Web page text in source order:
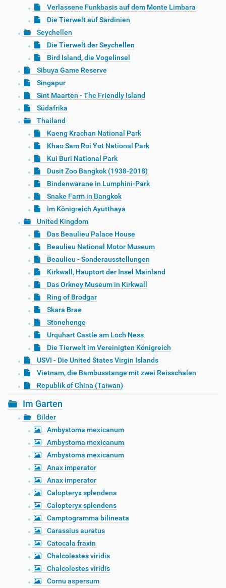
Verlassene Funkbasis auf dem Monte Limbara
Die Tierwelt auf Sardinien
Seychellen
Die Tierwelt der Seychellen
Bird Island, die Vogelinsel
Sibuya Game Reserve
Singapur
Sint Maarten - The Friendly Island
Südafrika
Thailand
Kaeng Krachan National Park
Khao Sam Roi Yot National Park
Kui Buri National Park
Dusit Zoo Bangkok (1938-2018)
Bindenwarane in Lumphini-Park
Snake Farm in Bangkok
Im Königreich Ayutthaya
United Kingdom
Das Beaulieu Palace House
Beaulieu National Motor Museum
Beaulieu - Sonderausstellungen
Kirkwall, Hauptort der Insel Mainland
Das Orkney Museum in Kirkwall
Ring of Brodgar
Skara Brae
Stonehenge
Urquhart Castle am Loch Ness
Die Tierwelt im Vereinigten Königreich
USVI - Die United States Virgin Islands
Vietnam, die Bambusstange mit zwei Reisschalen
Republik of China (Taiwan)
Im Garten
Bilder
Ambystoma mexicanum
Ambystoma mexicanum
Ambystoma mexicanum
Anax imperator
Anax imperator
Calopteryx splendens
Calopteryx splendens
Camptogramma bilineata
Carassius auratus
Catocala fraxin
Chalcolestes viridis
Chalcolestes viridis
Cornu aspersum